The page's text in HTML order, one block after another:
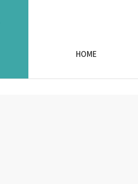
HOME